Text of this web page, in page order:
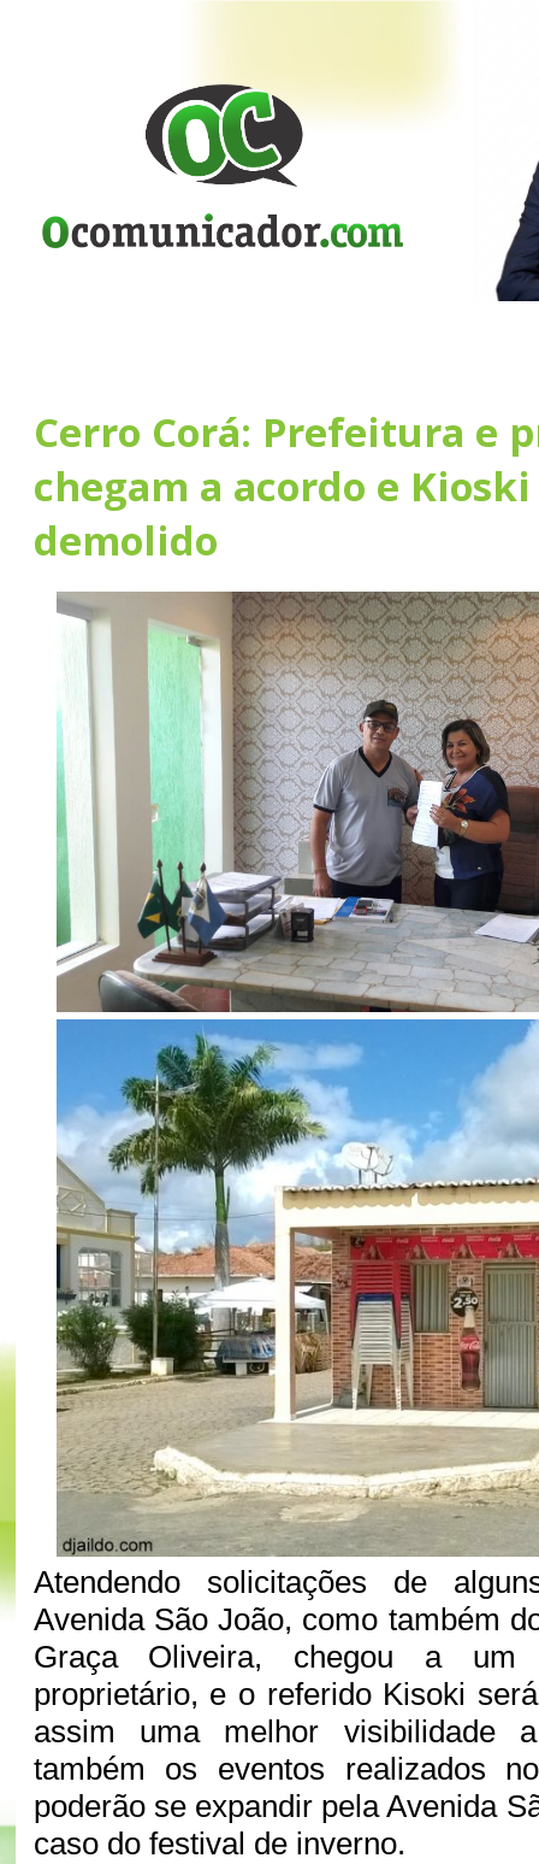
Cerro Corá: Prefeitura e
chegam a acordo e
demolido
Atendendo solicitações de
Avenida São João, como também
Graça Oliveira, chegou a
proprietário, e o referido Kisoki
assim uma melhor visibilidade
também os eventos realizados
poderão se expandir pela Avenida
caso do festival de inverno.